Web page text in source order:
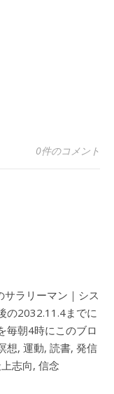
0件のコメント
ラリーマン｜シス
の2032.11.4までに
毎朝4時にこのブロ
想, 運動, 読書, 発信
志向, 信念